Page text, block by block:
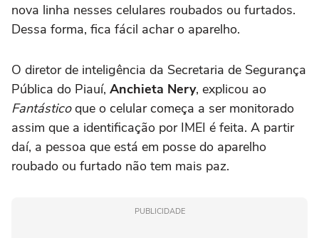
nova linha nesses celulares roubados ou furtados.
Dessa forma, fica fácil achar o aparelho.
O diretor de inteligência da Secretaria de Segurança
Pública do Piauí, Anchieta Nery, explicou ao
Fantásticoque o celular começa a ser monitorado
assim que a identificação por IMEI é feita. A partir
daí, a pessoa que está em posse do aparelho
roubado ou furtado não tem mais paz.
PUBLICIDADE